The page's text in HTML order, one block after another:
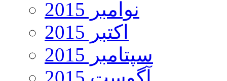
نوامبر 2015
اکتبر 2015
سپتامبر 2015